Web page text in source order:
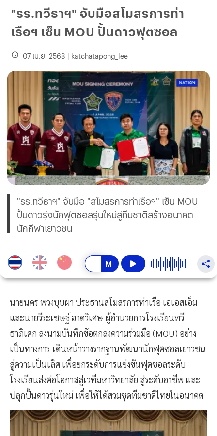
"รร.ทวีธาฯ" จับมือสโมสรการท่า
เรือฯ เซ็น MOU ปั้นดาวฟุตซอล
07 เม.ย. 2568 | katchatapong_lee
"รร.ทวีธาฯ" จับมือ "สโมสรการท่าเรือฯ" เซ็น MOU
ปั้นดาวรุ่งนักฟุตซอลรุ่นใหม่สู่ทีมชาติสร้างอนาคต
นักกีฬาเยาวชน
นายนคร พวงบุบผา ประธานสโมสรการท่าเรือ เอเอสเอ็ม
และนายวีระเชษฐ์ ฮาดวิเศษ ผู้อำนวยการโรงเรียนทวี
ธาภิเศก ลงนามบันทึกข้อตกลงความร่วมมือ (MOU) อย่าง
เป็นทางการ เดินหน้าวางรากฐานพัฒนานักฟุตซอลเยาวชน
สู่ความเป็นเลิศ เพื่อยกระดับการแข่งขันฟุตซอลระดับ
โรงเรียนส่งต่อโอกาสสู่เวทีมหาวิทยาลัย สู่ระดับอาชีพ และ
ปลุกปั้นดาวรุ่นใหม่ เพื่อให้ได้สวมชุดทีมชาติไทยในอนาคต